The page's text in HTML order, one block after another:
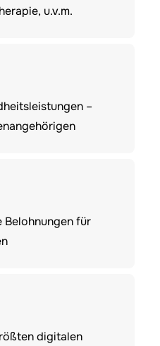
u.v.m.
–
Belohnungen für
digitalen